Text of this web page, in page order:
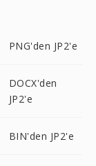
PNG'den JP2'e
DOCX'den
JP2'e
BIN'den JP2'e